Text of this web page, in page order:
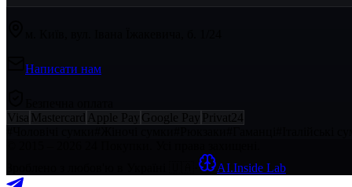
Написати нам
Visa Mastercard Apple Pay Google Pay Privat24
AI.Inside Lab